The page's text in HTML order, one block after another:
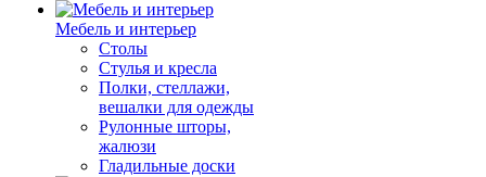
Мебель и интерьер
Столы
Стулья и кресла
Полки, стеллажи,
вешалки для одежды
Рулонные шторы,
жалюзи
Гладильные доски